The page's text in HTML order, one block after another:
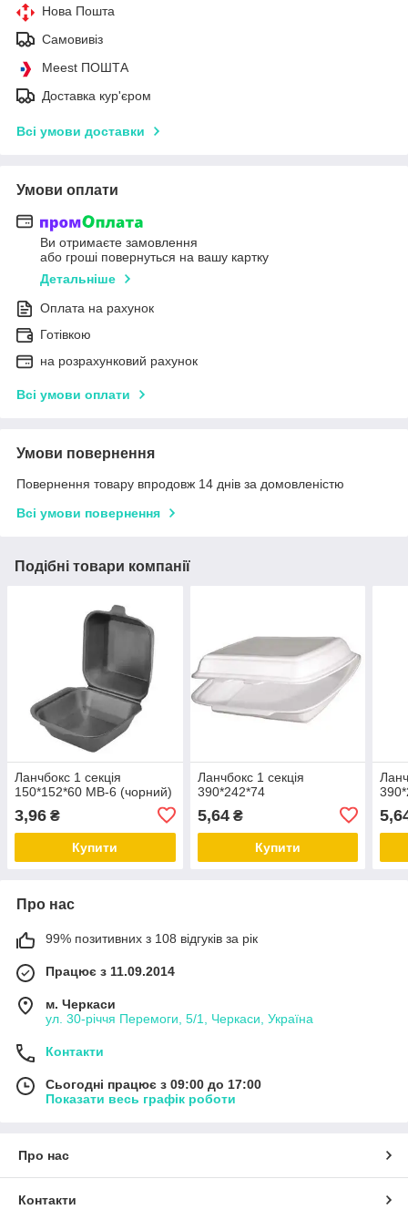
Нова Пошта
Самовивіз
Meest ПОШТА
Доставка кур'єром
Всі умови доставки
Умови оплати
Ви отримаєте замовлення
або гроші повернуться на вашу картку
Детальніше
Оплата на рахунок
Готівкою
на розрахунковий рахунок
Всі умови оплати
Умови повернення
Повернення товару впродовж 14 днів за домовленістю
Всі умови повернення
Подібні товари компанії
Ланчбокс 1 секція
150*152*60 МВ-6 (чорний)
3,96 ₴
Купити
Ланчбокс 1 секція
390*242*74
5,64₴
Купити
Про нас
99% позитивних з 108 відгуків за рік
Працює з 11.09.2014
м. Черкаси
ул. 30-рiччя Перемоги, 5/1, Черкаси, Україна
Контакти
Сьогодні працює з 09:00 до 17:00
Показати весь графік роботи
Про нас
Контакти